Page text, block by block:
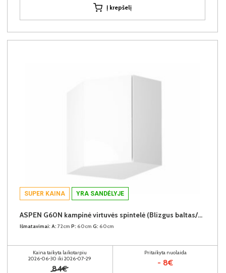
Į krepšelį
SUPER KAINA YRA SANDĖLYJE
ASPEN G60N kampinė virtuvės spintelė (Blizgus baltas/Baltas)
Išmatavimai: A: 72cm P: 60cm G: 60cm
Kaina taikyta laikotarpiu
2026-06-30 iki 2026-07-29
84€
Pritaikyta nuolaida
- 8€